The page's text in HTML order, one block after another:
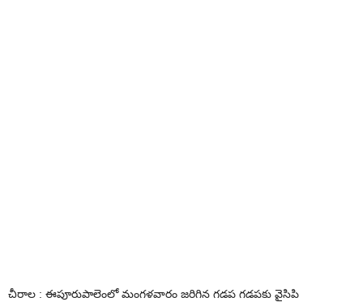
చీరాల : ఈపూరుపాలెంలో మంగ‌ళ‌వారం జ‌రిగిన గ‌డ‌ప గ‌డ‌ప‌కు వైసిపి